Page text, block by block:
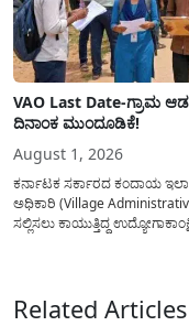
VAO Last Date-ಗ್ರಾಮ
ದಿನಾಂಕ ಮುಂದೂಡಿಕೆ!
August 1, 2026
ಕರ್ನಾಟಕ ಸರ್ಕಾರದ ಕಂದಾಯ
ಅಧಿಕಾರಿ (Village
ಸಲ್ಲಿಸಲು ಕಾಯುತ್ತಿದ್ದ
Related Articles